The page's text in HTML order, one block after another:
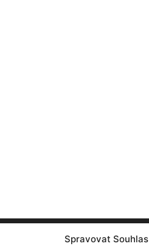
Spravovat Souhlas